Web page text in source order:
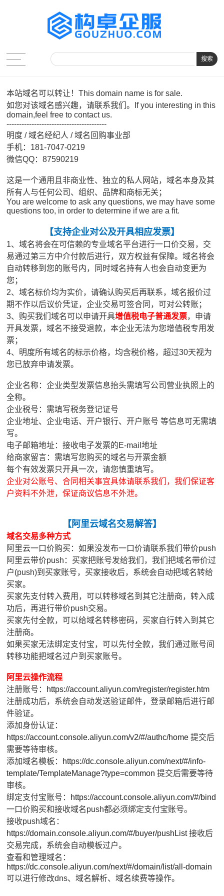
搜索
本站域名可以转让！This domain name is for sale.
如您对该域名感兴趣，请联系我们。If you interesting in this
domain,feel free to contact us.
----------------------------------------
明度 / 域名经纪人 / 域名回购事业部
手机：181-7047-0219
微信QQ：87590219
这是一个通用且非商业性、独立的私人网站，域名本身及其
所有人与任何公司、组织、品牌和商标无关；
You are welcome to ask any questions, we may have some
questions too, in order to determine if we are a fit.
【支持企业对公及开具相应发票】
1、域名将会在可信赖的专业域名平台进行一口价交易，交
易通过第三方中介付款后进行，双方权益有保障。域名将会
自动转移到您的账号内，同时域名持有人也会自动变更为
您；
2、域名标价均为实价，请确认购买后再联系，域名报价过
期不作以后议价凭证，企业交易可签合同，可对公转账；
3、购买我们域名可以申请开具增值税电子普通发票，申请
开具发票，域名不接受退款，本企业无法为您增值税专用发
票；
4、明度所有域名的标示价格，均含税价格，超过30天视为
您已放弃申请发票。
企业名称：企业类型发票信息抬头需填写公司营业执照上的
全称。
企业税号：需填写税务登记证号
企业地址、企业电话、开户银行、开户账号 等信息可无需填
写。
电子邮箱地址：接收电子发票的E-mail地址
给商家留言：需填写您购买的域名与开票金额
每个有效发票只开具一次，请您慎重填写。
企业对公账号、合同相关事宜具体请联系我们，我们保证客
户资料不外泄，保证商议信息不外泄。
【 阿里云域名交易解答】
域名交易多种方式
阿里云一口价购买：如果没发布一口价请联系我们带价push
阿里云带价push：买家把账号发给我们，我们把域名带价过
户(push)到买家账号，买家接收后，系统会自动把域名转给
买家。
买家先支付转入费用，可以转移域名到其它注册商，转入成
功后，再进行带价push交易。
买家先付全款，可以给域名转移密码，买家自行转入到其它
注册商。
如果买家无法绑定支付宝，可以先付全款，我们通过账号间
转移功能把域名过户到买家账号。
阿里云操作流程
注册账号： https://account.aliyun.com/register/register.htm
注册成功后，系统会自动发送验证邮件，登录邮箱后进行邮
件验证。
添加身份认证：
https://account.console.aliyun.com/v2/#/authc/home 提交后
需要等待审核。
添加域名模板： https://dc.console.aliyun.com/next/#/info-
template/TemplateManage?type=common 提交后需要等待
审核。
绑定支付宝账号： https://account.console.aliyun.com/#/bind
一口价购买和接收域名push都必须绑定支付宝账号。
接收push域名：
https://domain.console.aliyun.com/#/buyer/pushList接收后
交易完成，系统会自动模板过户。
查看和管理域名：
https://dc.console.aliyun.com/next/#/domain/list/all-domain
可以进行修改dns、域名解析、域名续费等操作。